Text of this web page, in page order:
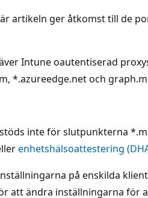
artikeln ger åtkomst till de
Intune oautentiserad
*.azureedge.net och
inte för slutpunkterna
enhetshälsoattestering
på enskilda
att ändra inställningarna för